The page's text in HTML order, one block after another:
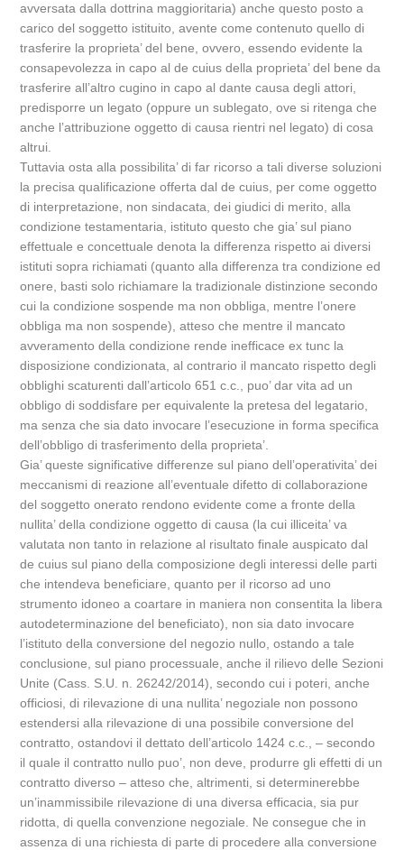
avversata dalla dottrina maggioritaria) anche questo posto a
carico del soggetto istituito, avente come contenuto quello di
trasferire la proprieta’ del bene, ovvero, essendo evidente la
consapevolezza in capo al de cuius della proprieta’ del bene da
trasferire all’altro cugino in capo al dante causa degli attori,
predisporre un legato (oppure un sublegato, ove si ritenga che
anche l’attribuzione oggetto di causa rientri nel legato) di cosa
altrui.
Tuttavia osta alla possibilita’ di far ricorso a tali diverse soluzioni
la precisa qualificazione offerta dal de cuius, per come oggetto
di interpretazione, non sindacata, dei giudici di merito, alla
condizione testamentaria, istituto questo che gia’ sul piano
effettuale e concettuale denota la differenza rispetto ai diversi
istituti sopra richiamati (quanto alla differenza tra condizione ed
onere, basti solo richiamare la tradizionale distinzione secondo
cui la condizione sospende ma non obbliga, mentre l’onere
obbliga ma non sospende), atteso che mentre il mancato
avveramento della condizione rende inefficace ex tunc la
disposizione condizionata, al contrario il mancato rispetto degli
obblighi scaturenti dall’articolo 651 c.c., puo’ dar vita ad un
obbligo di soddisfare per equivalente la pretesa del legatario,
ma senza che sia dato invocare l’esecuzione in forma specifica
dell’obbligo di trasferimento della proprieta’.
Gia’ queste significative differenze sul piano dell’operativita’ dei
meccanismi di reazione all’eventuale difetto di collaborazione
del soggetto onerato rendono evidente come a fronte della
nullita’ della condizione oggetto di causa (la cui illiceita’ va
valutata non tanto in relazione al risultato finale auspicato dal
de cuius sul piano della composizione degli interessi delle parti
che intendeva beneficiare, quanto per il ricorso ad uno
strumento idoneo a coartare in maniera non consentita la libera
autodeterminazione del beneficiato), non sia dato invocare
l’istituto della conversione del negozio nullo, ostando a tale
conclusione, sul piano processuale, anche il rilievo delle Sezioni
Unite (Cass. S.U. n. 26242/2014), secondo cui i poteri, anche
officiosi, di rilevazione di una nullita’ negoziale non possono
estendersi alla rilevazione di una possibile conversione del
contratto, ostandovi il dettato dell’articolo 1424 c.c., – secondo
il quale il contratto nullo puo’, non deve, produrre gli effetti di un
contratto diverso – atteso che, altrimenti, si determinerebbe
un’inammissibile rilevazione di una diversa efficacia, sia pur
ridotta, di quella convenzione negoziale. Ne consegue che in
assenza di una richiesta di parte di procedere alla conversione